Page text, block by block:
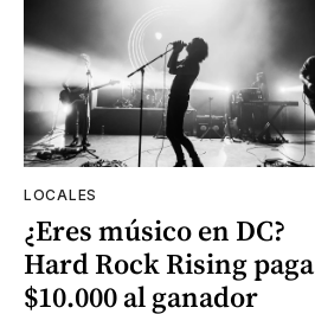
LOCALES
¿Eres músico en DC?
Hard Rock Rising paga
$10.000 al ganador